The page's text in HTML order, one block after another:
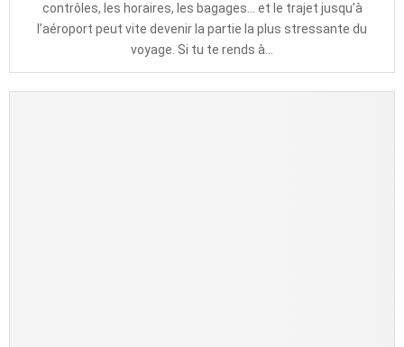
contrôles, les horaires, les bagages… et le trajet jusqu’à
l’aéroport peut vite devenir la partie la plus stressante du
voyage. Si tu te rends à...